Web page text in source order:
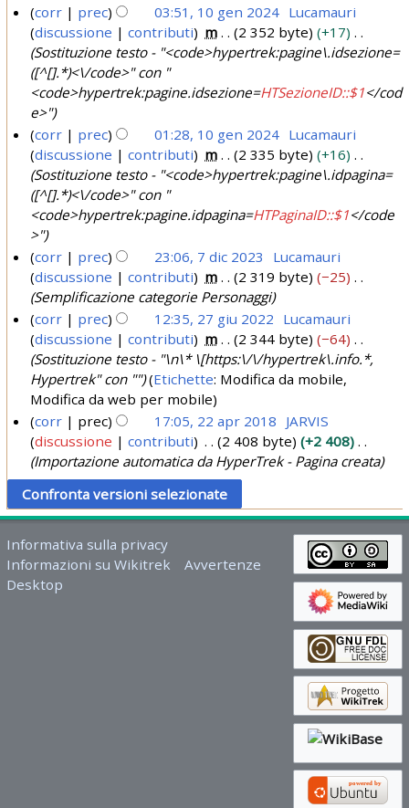
n
corr prec 03:51, 10 gen 2024 Lucamauri
discussione
contributi m 2 352 byte
+17
Sostituzione testo - "<code>hypertrek:pagine\.idsezione=
([^[].*)<\/code>" con "
<code>hypertrek:pagine.idsezione=HTSezioneID::$1</cod
e>"
corr
prec 01:28, 10 gen 2024 Lucamauri
discussione
contributi m 2 335 byte
+16
Sostituzione testo - "<code>hypertrek:pagine\.idpagina=
([^[].*)<\/code>" con "
<code>hypertrek:pagine.idpagina=HTPaginaID::$1</code
>"
2
corr prec 23:06, 7 dic 2023
Lucamauri
discussione
contributi m 2 319 byte
−25
Semplificazione categorie Personaggi
0
2
2
corr prec 12:35, 27 giu 2022 Lucamauri
discussione
contributi m 2 344 byte
−64
Sostituzione testo - "\n\* \[https:\/\/hypertrek\.info.*,
Hypertrek" con ""
Etichette: Modifica da mobile
Modifica da web per mobile
p
r
2
0
corr prec 17:05, 22 apr 2018 JARVIS
discussione
contributi 2 408 byte
+2 408
Importazione automatica da HyperTrek - Pagina creata
Informativa sulla privacy
Informazioni su Wikitrek
Avvertenze
Desktop